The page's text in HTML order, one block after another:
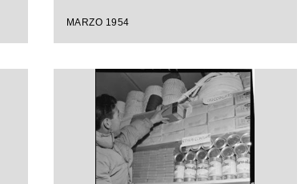
l'equipaggiamento per la
MARZO 1954